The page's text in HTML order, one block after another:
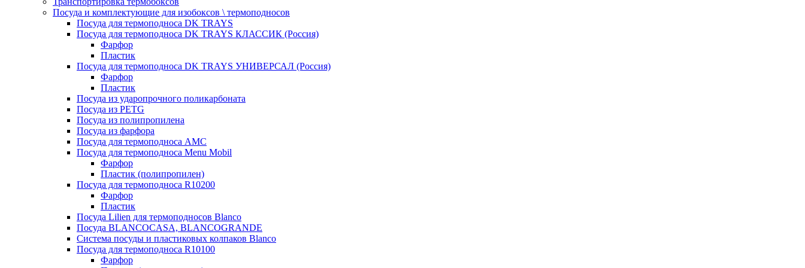
Посуда и комплектующие для изобоксов \ термоподносов
Посуда для термоподноса DK TRAYS
Посуда для термоподноса DK TRAYS КЛАССИК (Россия)
Фарфор
Пластик
Посуда для термоподноса DK TRAYS УНИВЕРСАЛ (Россия)
Фарфор
Пластик
Посуда из ударопрочного поликарбоната
Посуда из PETG
Посуда из полипропилена
Посуда из фарфора
Посуда для термоподноса AMC
Посуда для термоподноса Menu Mobil
Фарфор
Пластик (полипропилен)
Посуда для термоподноса R10200
Фарфор
Пластик
Посуда Lilien для термоподносов Blanco
Посуда BLANCOCASA, BLANCOGRANDE
Система посуды и пластиковых колпаков Blanco
Посуда для термоподноса R10100
Фарфор